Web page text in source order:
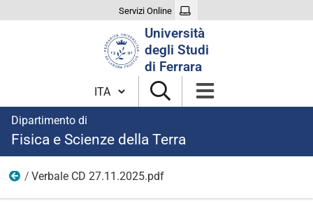
Servizi Online
Università
degli Studi
di Ferrara
Cambia lingua
Dipartimento di
Fisica e Scienze della Terra
modulistica Consiglio di Dipartimento
Verbale CD 27.11.2025.pdf